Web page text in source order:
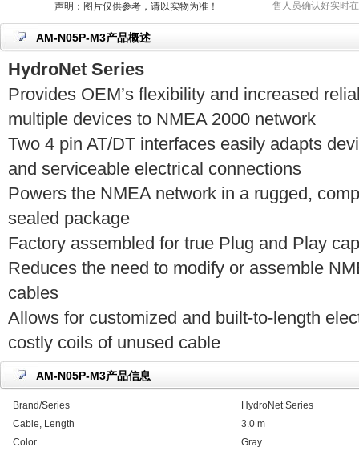
声明：图片仅供参考，请以实物为准！
售人员确认好实时
AM-N05P-M3产品概述
HydroNet Series
Provides OEM’s flexibility and increased
multiple devices to NMEA 2000 network
Two 4 pin AT/DT interfaces easily adapts
and serviceable electrical connections
Powers the NMEA network in a rugged,
sealed package
Factory assembled for true Plug and Play
Reduces the need to modify or assemble
cables
Allows for customized and built-to-length
costly coils of unused cable
AM-N05P-M3产品信息
Brand/Series
HydroNet Series
Cable, Length
3.0 m
Color
Gray